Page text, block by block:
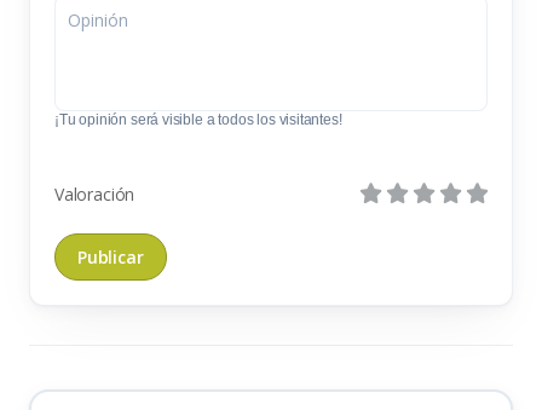
¡Tu opinión será visible a todos los visitantes!
Valoración